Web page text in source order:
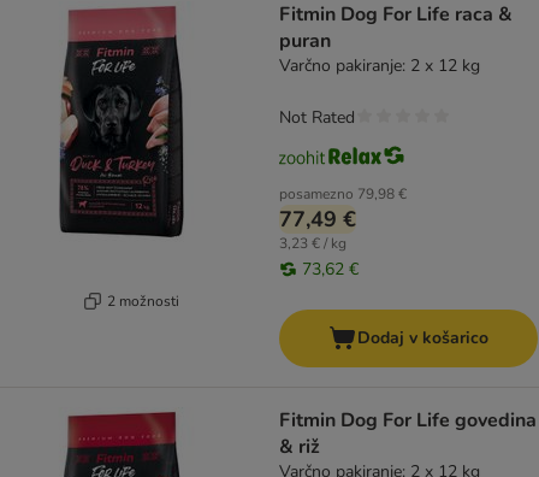
2 možnosti
Fitmin Dog For Life raca &
puran
Varčno pakiranje: 2 x 12 kg
posamezno 79,98 €
77,49 €
3,23 € / kg
73,62 €
Not Rated
Dodaj v košarico
Fitmin Dog For Life govedina
& riž
Varčno pakiranje: 2 x 12 kg